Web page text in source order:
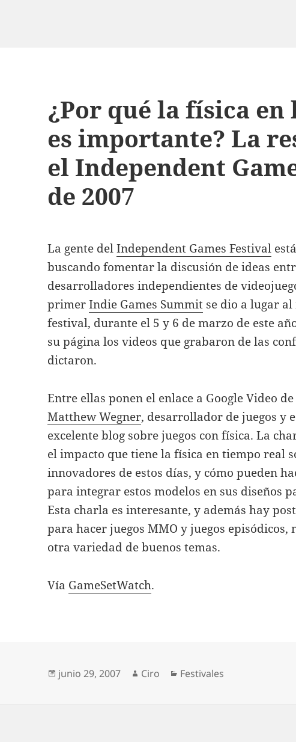
¿Por qué la física en
es importante? La
el Independent
de 2007
La gente delIndependent Games Festival está
buscando fomentar la discusión de ideas
desarrolladores independientes de
primerIndie Games Summit se dio a lugar
festival, durante el 5 y 6 de marzo de este
su página los videos que grabaron de las
dictaron.
Entre ellas ponen el enlace a Google Video
Matthew Wegner, desarrollador de juegos y
excelente blog sobre juegos con física. La
el impacto que tiene la física en tiempo real
innovadores de estos días, y cómo pueden
para integrar estos modelos en sus diseños
Esta charla es interesante, y además hay
para hacer juegos MMO y juegos episódicos,
otra variedad de buenos temas.
Vía GameSetWatch.
Publicado
junio 29, 2007 Autor
Ciro Categorías
Festivales